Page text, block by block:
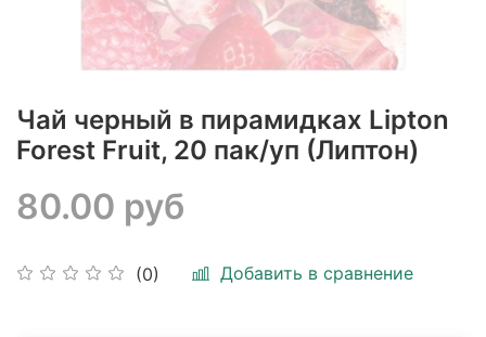
Чай черный в пирамидках Lipton
Forest Fruit, 20 пак/уп (Липтон)
(0) Добавить в сравнение
80.00 руб